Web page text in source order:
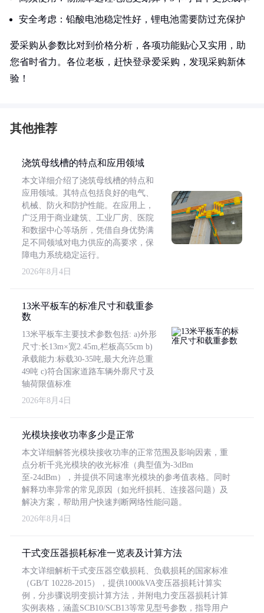
安全考虑：铅酸电池稳定性好，锂电池需要防过充保护
爱采购从参数比对到价格分析，各项功能贴心又实用，助
您省时省力。各位老板，赶快登录爱采购，发现采购新体
验！
其他推荐
浇筑母线槽的特点和应用领域
本文详细介绍了浇筑母线槽的特点和
应用领域。其特点包括良好的电气、
机械、防火和防护性能。在应用上，
广泛用于商业建筑、工业厂房、医院
和数据中心等场所，凭借自身优势满
足不同领域对电力供应的高要求，保
障电力系统稳定运行。
2026年8月4日
13米平板车的标准尺寸和载重参
数
13米平板车主要技术参数包括: a)外形
尺寸:长13m×宽2.45m,栏板高55cm b)
承载能力:标载30-35吨,最大允许总重
49吨 c)符合国家道路车辆外廓尺寸及
轴荷限值标准
2026年8月4日
光模块接收功率多少是正常
本文详细解答光模块接收功率的正常范围及影响因素，重
点分析千兆光模块的收光标准（典型值为-3dBm
至-24dBm），并提供不同速率光模块的参考值表格。同时
解释功率异常的常见原因（如光纤损耗、连接器问题）及
解决方案，帮助用户快速判断网络性能问题。
2026年8月4日
干式变压器损耗标准一览表及计算方法
本文详细解析干式变压器空载损耗、负载损耗的国家标准
（GB/T 10228-2015），提供1000kVA变压器损耗计算实
例，分步骤说明变损计算方法，并附电力变压器损耗计算
实例表格，涵盖SCB10/SCB13等常见型号参数，指导用户